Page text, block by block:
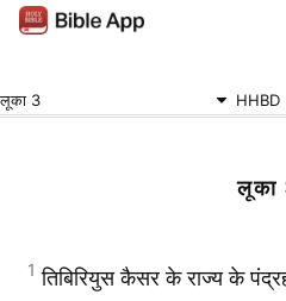
लूका 3 HHBD
लूका
1 तिबिरियुस कैसर के राज्य के